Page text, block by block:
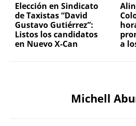
Elección en Sindicato
de Taxistas “David
Gustavo Gutiérrez”:
Listos los candidatos
en Nuevo X-Can
a
Michell